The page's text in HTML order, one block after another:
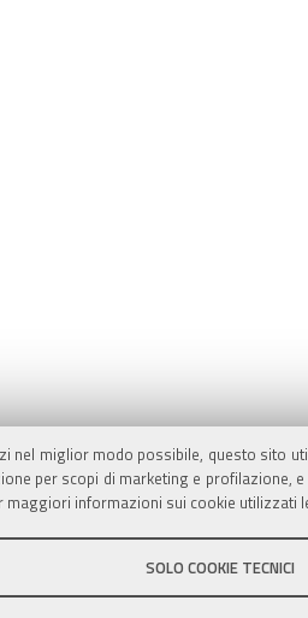
nel miglior modo possibile, questo sito
per scopi di marketing e
maggiori informazioni sui cookie utilizzati
SOLO COOKIE TECNICI